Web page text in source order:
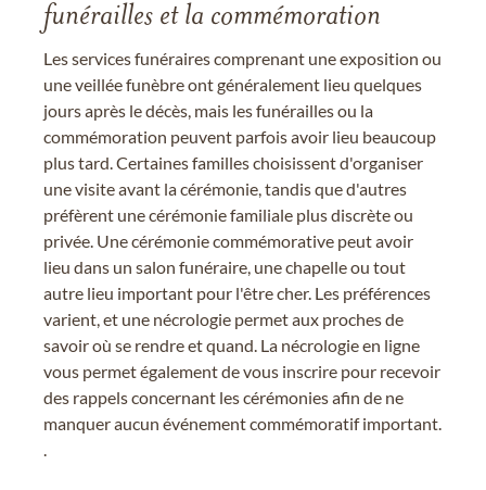
funérailles et la commémoration
Les services funéraires comprenant une exposition ou
une veillée funèbre ont généralement lieu quelques
jours après le décès, mais les funérailles ou la
commémoration peuvent parfois avoir lieu beaucoup
plus tard. Certaines familles choisissent d'organiser
une visite avant la cérémonie, tandis que d'autres
préfèrent une cérémonie familiale plus discrète ou
privée. Une cérémonie commémorative peut avoir
lieu dans un salon funéraire, une chapelle ou tout
autre lieu important pour l'être cher. Les préférences
varient, et une nécrologie permet aux proches de
savoir où se rendre et quand. La nécrologie en ligne
vous permet également de vous inscrire pour recevoir
des rappels concernant les cérémonies afin de ne
manquer aucun événement commémoratif important.